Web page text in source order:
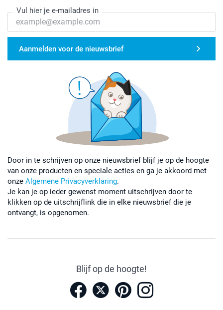
Vul hier je e-mailadres in
Aanmelden voor de nieuwsbrief
Door in te schrijven op onze nieuwsbrief blijf je op de hoogte
van onze producten en speciale acties en ga je akkoord met
onze Algemene Privacyverklaring.
Je kan je op ieder gewenst moment uitschrijven door te
klikken op de uitschrijflink die in elke nieuwsbrief die je
ontvangt, is opgenomen.
Blijf op de hoogte!